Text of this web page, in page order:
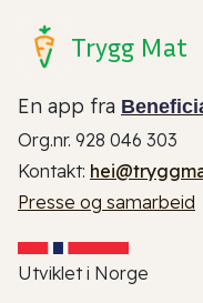
Trygg Mat
En app fra
Org.nr. 928 046 303
Kontakt:
Presse og samarbeid
Utviklet i Norge